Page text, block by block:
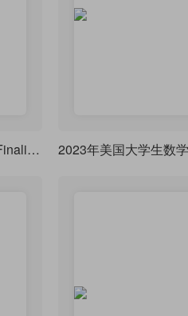
2023年美赛MCM C题Finalist特等奖提名奖